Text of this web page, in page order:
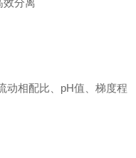
效分离
相配比、 pH值、梯度程